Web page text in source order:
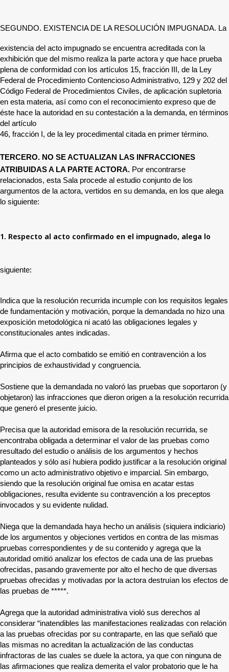
SEGUNDO. EXISTENCIA DE LA RESOLUCIÓN IMPUGNADA. La
existencia del acto impugnado se encuentra acreditada con la
exhibición que del mismo realiza la parte actora y que hace prueba
plena de conformidad con los artículos 15, fracción III, de la Ley
Federal de Procedimiento Contencioso Administrativo, 129 y 202 del
Código Federal de Procedimientos Civiles, de aplicación supletoria
en esta materia, así como con el reconocimiento expreso que de
éste hace la autoridad en su contestación a la demanda, en términos
del artículo
46, fracción I, de la ley procedimental citada en primer término.
TERCERO. NO SE ACTUALIZAN LAS INFRACCIONES
ATRIBUIDAS A LA PARTE ACTORA. Por encontrarse
relacionados, esta Sala procede al estudio conjunto de los
argumentos de la actora, vertidos en su demanda, en los que alega
lo siguiente:
1. Respecto al acto confirmado en el impugnado, alega lo
siguiente:
Indica que la resolución recurrida incumple con los requisitos legales
de fundamentación y motivación, porque la demandada no hizo una
exposición metodológica ni acató las obligaciones legales y
constitucionales antes indicadas.
Afirma que el acto combatido se emitió en contravención a los
principios de exhaustividad y congruencia.
Sostiene que la demandada no valoró las pruebas que soportaron (y
objetaron) las infracciones que dieron origen a la resolución recurrida
que generó el presente juicio.
Precisa que la autoridad emisora de la resolución recurrida, se
encontraba obligada a determinar el valor de las pruebas como
resultado del estudio o análisis de los argumentos y hechos
planteados y sólo así hubiera podido justificar a la resolución original
como un acto administrativo objetivo e imparcial. Sin embargo,
siendo que la resolución original fue omisa en acatar estas
obligaciones, resulta evidente su contravención a los preceptos
invocados y su evidente nulidad.
Niega que la demandada haya hecho un análisis (siquiera indiciario)
de los argumentos y objeciones vertidos en contra de las mismas
pruebas correspondientes y de su contenido y agrega que la
autoridad omitió analizar los efectos de cada una de las pruebas
ofrecidas, pasando gravemente por alto el hecho de que diversas
pruebas ofrecidas y motivadas por la actora destruían los efectos de
las pruebas de *****.
Agrega que la autoridad administrativa violó sus derechos al
considerar “inatendibles las manifestaciones realizadas con relación
a las pruebas ofrecidas por su contraparte, en las que señaló que
las mismas no acreditan la actualización de las conductas
infractoras de las cuales se duele la actora, ya que con ninguna de
las afirmaciones que realiza demerita el valor probatorio que le ha